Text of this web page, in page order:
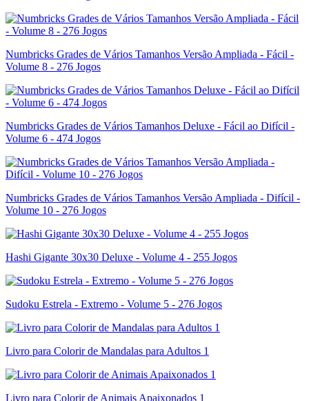
Numbricks Grades de Vários Tamanhos Versão Ampliada - Fácil -
Volume 8 - 276 Jogos
Numbricks Grades de Vários Tamanhos Deluxe - Fácil ao Difícil -
Volume 6 - 474 Jogos
Numbricks Grades de Vários Tamanhos Versão Ampliada - Difícil -
Volume 10 - 276 Jogos
Hashi Gigante 30x30 Deluxe - Volume 4 - 255 Jogos
Sudoku Estrela - Extremo - Volume 5 - 276 Jogos
Livro para Colorir de Mandalas para Adultos 1
Livro para Colorir de Animais Apaixonados 1